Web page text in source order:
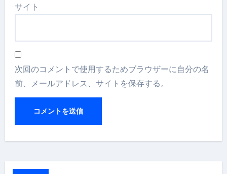
サイト
次回のコメントで使用するためブラウザーに自分の名
前、メールアドレス、サイトを保存する。